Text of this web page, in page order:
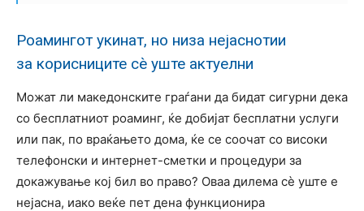
Роамингот укинат, но низа нејаснотии
за корисниците сѐ уште актуелни
Можат ли македонските граѓани да бидат сигурни дека
со бесплатниот роаминг, ќе добијат бесплатни услуги
или пак, по враќањето дома, ќе се соочат со високи
телефонски и интернет-сметки и процедури за
докажување кој бил во право? Оваа дилема сѐ уште е
нејасна, иако веќе пет дена функционира